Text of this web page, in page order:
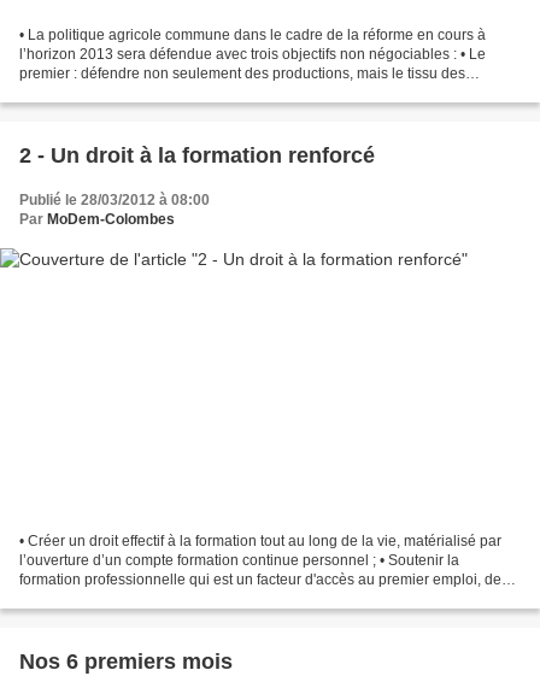
• La politique agricole commune dans le cadre de la réforme en cours à
l’horizon 2013 sera défendue avec trois objectifs non négociables : • Le
premier : défendre non seulement des productions, mais le tissu des
2 - Un droit à la formation renforcé
Publié le 28/03/2012 à 08:00
Par MoDem-Colombes
• Créer un droit effectif à la formation tout au long de la vie, matérialisé par
l’ouverture d’un compte formation continue personnel ; • Soutenir la
formation professionnelle qui est un facteur d'accès au premier emploi, de
Nos 6 premiers mois